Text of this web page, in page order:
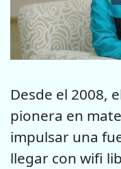
Desde el 2008,
pionera en
impulsar una
llegar con wifi